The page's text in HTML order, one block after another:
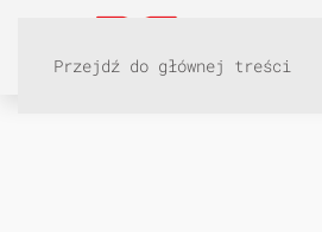
Przejdź do głównej treści